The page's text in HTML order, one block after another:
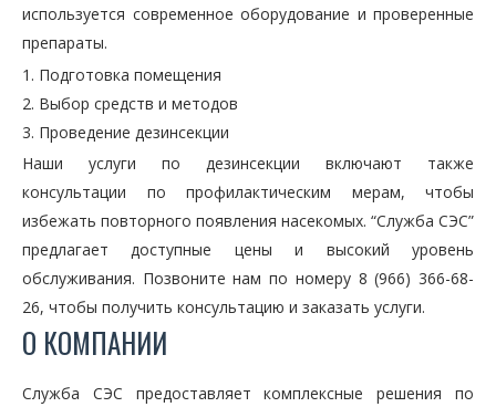
используется современное оборудование и проверенные
препараты.
Подготовка помещения
Выбор средств и методов
Проведение дезинсекции
Наши услуги по дезинсекции включают также
консультации по профилактическим мерам, чтобы
избежать повторного появления насекомых. “Служба СЭС”
предлагает доступные цены и высокий уровень
обслуживания. Позвоните нам по номеру 8 (966) 366-68-
26, чтобы получить консультацию и заказать услуги.
О КОМПАНИИ
Служба СЭС предоставляет комплексные решения по